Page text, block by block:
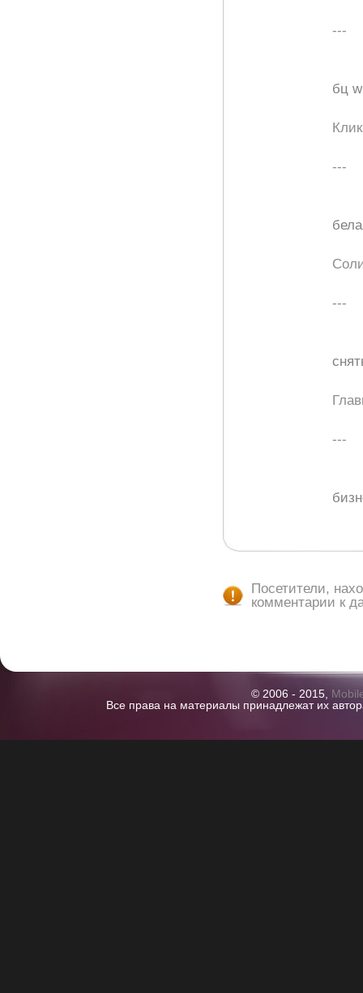
---
бц
---
---
---
Посетители,
комментарии к
© 2006 - 2015,
Все права на материалы принадлежат их